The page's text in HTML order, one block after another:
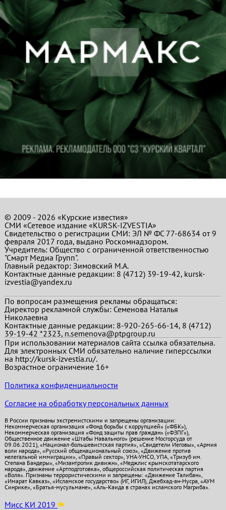
© 2009 - 2026 «Курские известия»
СМИ «Сетевое издание «KURSK-IZVESTIA»
Свидетельство о регистрации СМИ: ЭЛ № ФС 77-68634 от 9
февраля 2017 года, выдано Роскомнадзором.
Учредитель: Общество с ограниченной ответственностью
"Смарт Медиа Групп".
Главный редактор:Зимовский М.А.
Контактные данные редакции: 8 (4712) 39-19-42, kursk-
izvestia@yandex.ru
По вопросам размещения рекламы обращаться:
Директор рекламной службы: Семенова Наталья
Николаевна
Контактные данные редакции: 8-920-265-66-14, 8 (4712)
39-19-42 *2323, n.semenova@ptpgroup.ru
При использовании материалов сайта ссылка обязательна.
Для электронных СМИ обязательно наличие гиперссылки
на http://kursk-izvestia.ru/.
Возрастное ограничение 16+
Политика конфиденциальности
Согласие на обработку персональных данных
В России признаны экстремистскими и запрещены организации:
Некоммерческая организация «Фонд борьбы с коррупцией» («ФБК»),
Некоммерческая организация «Фонд защиты прав граждан» («ФЗПГ»),
Общественное движение «Штабы Навального» (решение Мосгорсуда от
09.06.2021), «Национал-большевистская партия», «Свидетели Иеговы», «Армия
воли народа», «Русский общенациональный союз», «Движение против
нелегальной иммиграции», «Правый сектор», УНА-УНСО, УПА, «Тризуб им.
Степана Бандеры», «Мизантропик дивижн», «Меджлис крымскотатарского
народа», движение «Артподготовка», общероссийская политическая партия
«Воля». Признаны террористическими и запрещены: «Движение Талибан»,
«Имарат Кавказ», «Исламское государство» (ИГ, ИГИЛ), Джебхад-ан-Нусра, «АУМ
Синрике», «Братья-мусульмане», «Аль-Каида в странах исламского Магриба».
Мисс КИ 2019